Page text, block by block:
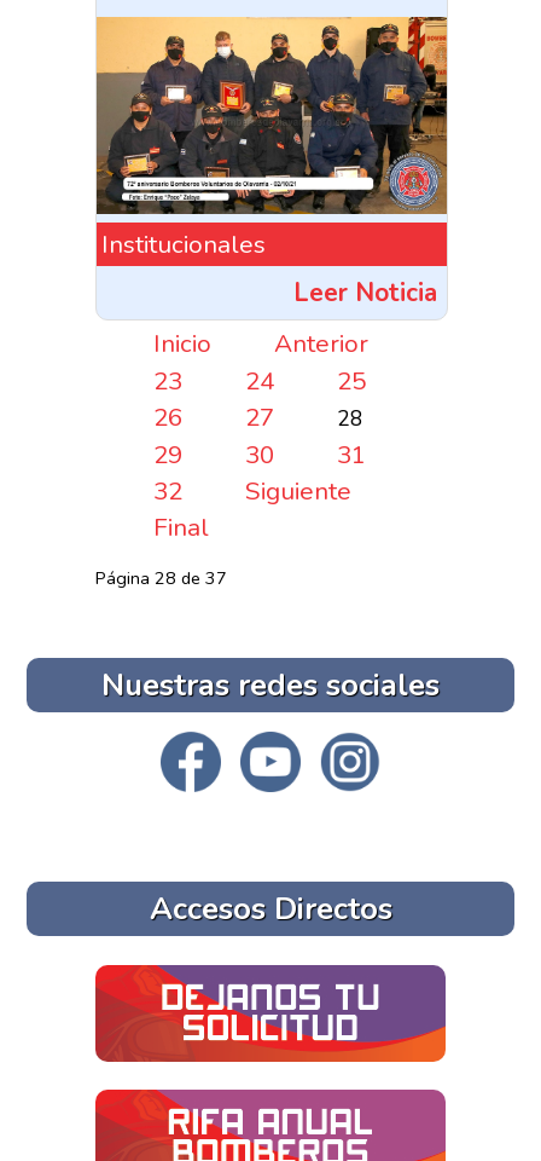
Institucionales
Leer Noticia
Inicio
Anterior
23
24
25
26
27 28
29 30
31
32
Siguiente
Final
Página 28 de 37
Nuestras redes sociales
Accesos Directos